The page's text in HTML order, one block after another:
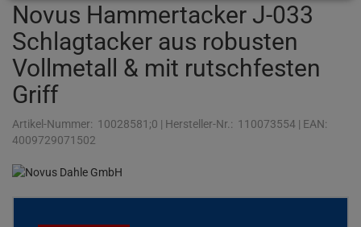
Novus Hammertacker J-033
Schlagtacker aus robusten
Vollmetall & mit rutschfesten
Griff
Artikel-Nummer: 10028581;0 | Hersteller-Nr.: 110073554 | EAN:
4009729071502